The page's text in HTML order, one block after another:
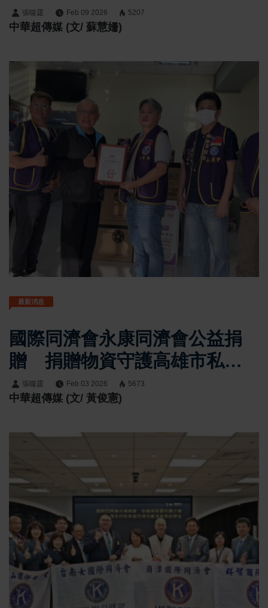
為嘉義500名弱勢學童籌募冬衣
張噬霆 Feb 09 2026 5207
中華超傳媒 (文/ 蘇慧姍)
最新消息
國際同濟會永康同濟會公益捐
贈 捐贈物資守護高雄市私立
小天使家園的失依嬰幼兒
張噬霆 Feb 03 2026 5673
中華超傳媒 (文/ 黃俊憲)